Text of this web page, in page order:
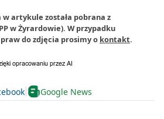
artykule została pobrana z
w Żyrardowie). W przypadku
do zdjęcia prosimy o kontakt.
Google News